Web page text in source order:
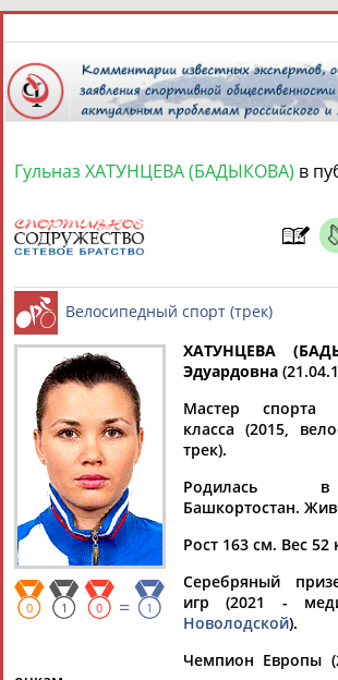
7 августа
СПОРТСМЕНЫ, ТРЕНЕРЫ И
Найдено: 1персона
Гульназ
ХАТУНЦЕВА
Ваш запрос: "Гульназ ХАТУНЦЕВА
По условиям запроса публикаций нет
Гульназ ХАТУНЦЕВА (БАДЫКОВА) в
Велосипедный спорт
0 1 0 = 1
ХАТУНЦЕВА
Эдуардовна
Мастер спорта
класса (2015,
трек).
Родилась
Башкортостан.
Рост 163 см. Вес 52
Серебряный
игр (2021 -
Новолодской).
Чемпион Европы